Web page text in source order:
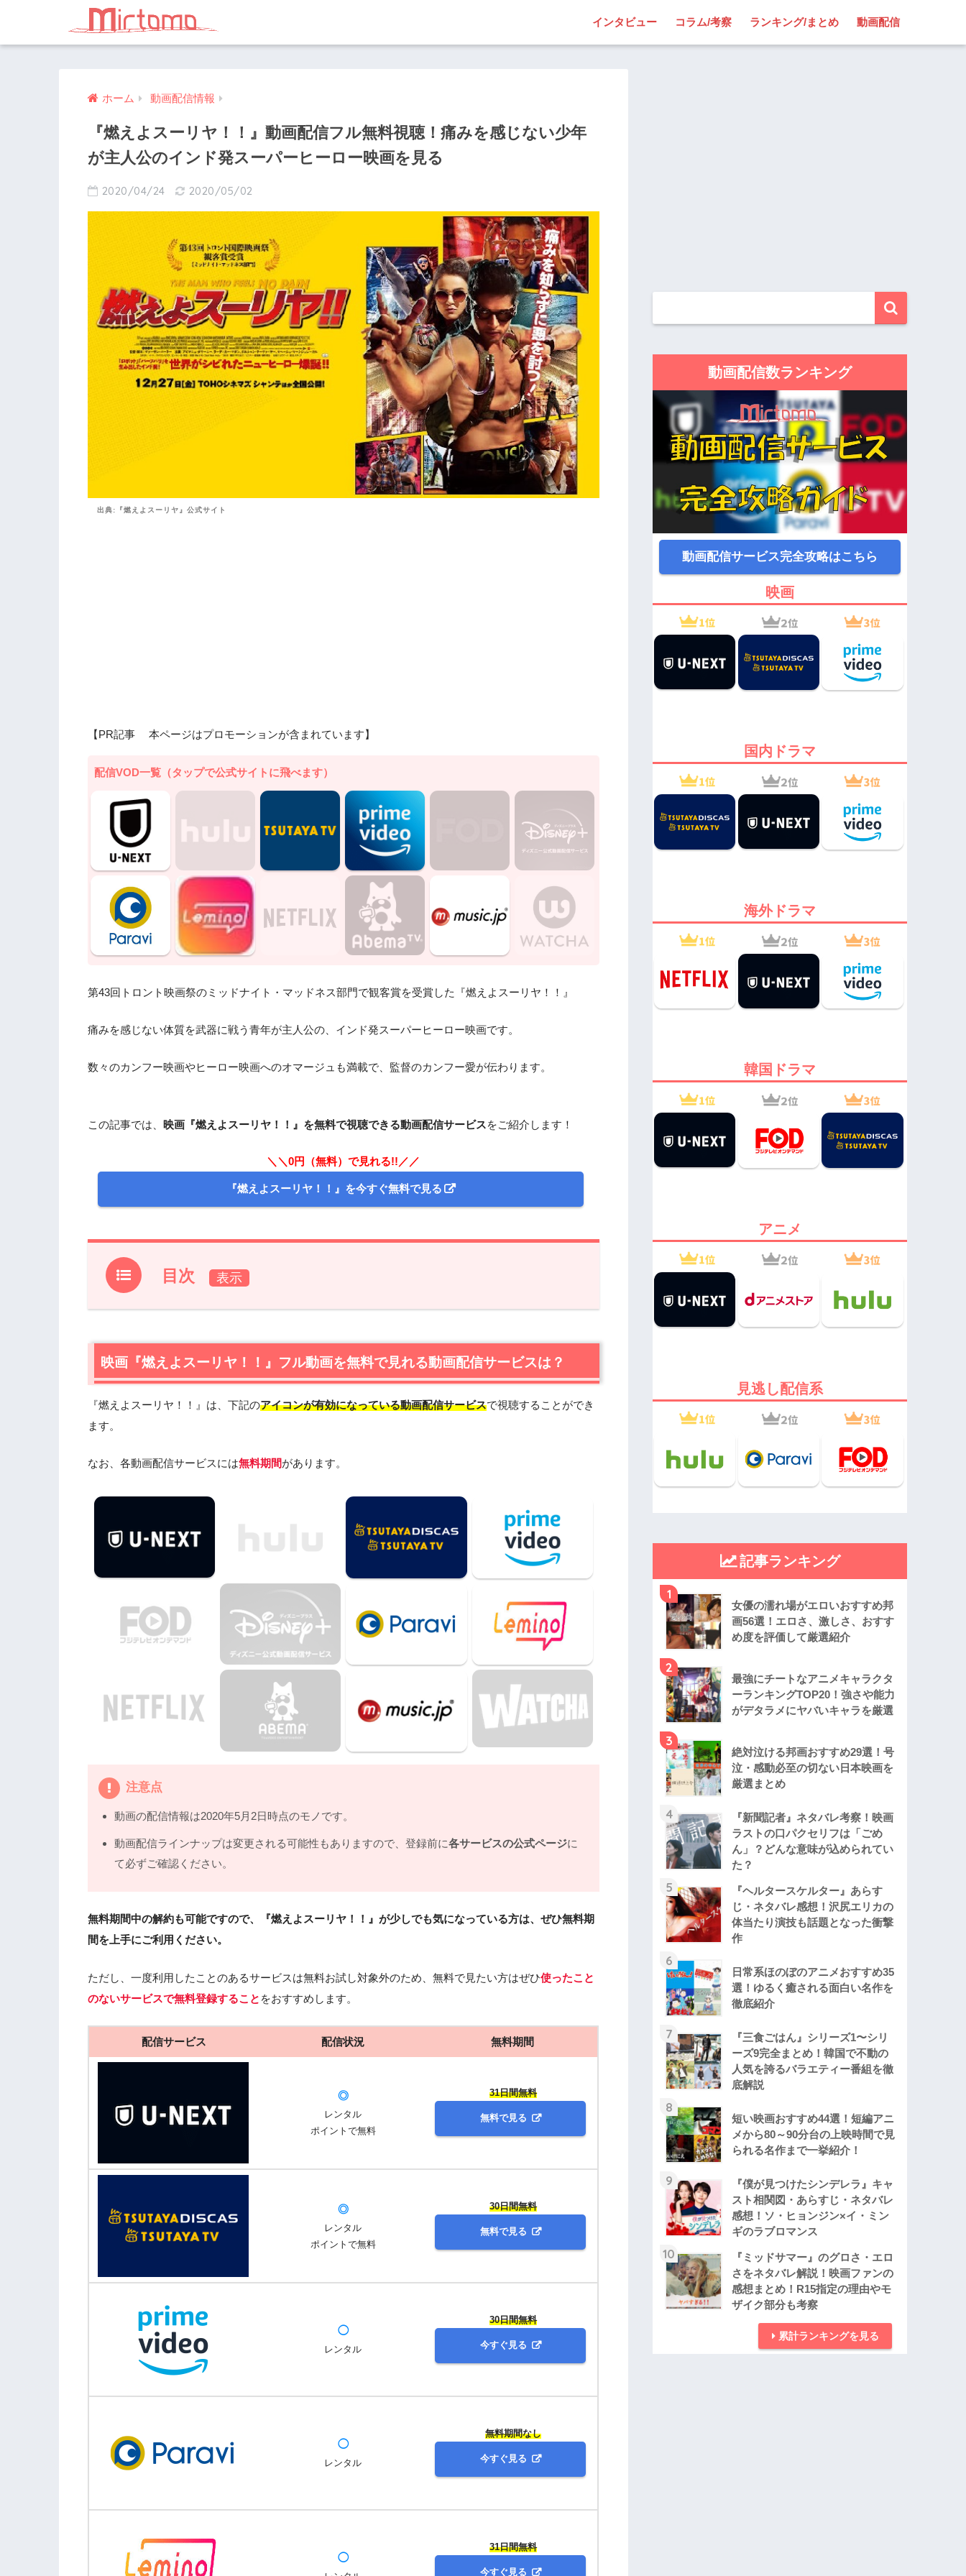
インタビュー コラム/考察 ランキング/まとめ 動画配信
ホーム 動画配信情報
『燃えよスーリヤ！！』動画配信フル無料視聴！痛みを感じない少年
が主人公のインド発スーパーヒーロー映画を見る
2020/04/24 2020/05/02
出典:『燃えよスーリヤ』公式サイト
【PR記事 本ページはプロモーションが含まれています】
配信VOD一覧（タップで公式サイトに飛べます）
第43回トロント映画祭のミッドナイト・マッドネス部門で観客賞を受賞した『燃えよスーリヤ！！』
痛みを感じない体質を武器に戦う青年が主人公の、インド発スーパーヒーロー映画です。
数々のカンフー映画やヒーロー映画へのオマージュも満載で、監督のカンフー愛が伝わります。
この記事では、 映画『燃えよスーリヤ！！』を無料で視聴できる動画配信サービスをご紹介します！
＼＼0円（無料）で見れる!!／／
『燃えよスーリヤ！！』を今すぐ無料で見る
目次
1.映画『燃えよスーリヤ！！』フル動画を無料で見れる動画配信サービスは？
2.『燃えよスーリヤ！！』作品情報
2.1『燃えよスーリヤ！！』あらすじ
映画『燃えよスーリヤ！！』の動画はDailymotionやPandoraではなく、配信サービスで安全
5. 映画『燃えよスーリヤ！！』動画フル無料視聴まとめ
映画『燃えよスーリヤ！！』フル動画を無料で見れる動画配信サービスは？
『燃えよスーリヤ！！』は、下記のアイコンが有効になっている動画配信サービスで視聴することができ
ます。
なお、各動画配信サービスには無料期間があります。
注意点
動画の配信情報は2020年5月2日時点のモノです。
動画配信ラインナップは変更される可能性もありますので、登録前に各サービスの公式ページに
て必ずご確認ください。
無料期間中の解約も可能ですので、『燃えよスーリヤ！！』が少しでも気になっている方は、ぜひ無料期
間を上手にご利用ください。
ただし、一度利用したことのあるサービスは無料お試し対象外のため、無料で見たい方はぜひ使ったこと
のないサービスで無料登録すること をおすすめします。
配信サービス 配信状況 無料期間
◎
レンタル
ポイントで無料
31日間無料
無料で見る
◎
レンタル
ポイントで無料
30日間無料
無料で見る
◯
レンタル
30日間無料
今すぐ見る
◯
レンタル
無料期間なし
今すぐ見る
◯
31日間無料
今すぐ見る
動画配信数ランキング
動画配信サービス完全攻略はこちら
映画
国内ドラマ
海外ドラマ
韓国ドラマ
アニメ
見逃し配信系
記事ランキング
1
女優の濡れ場がエロいおすすめ邦
画56選！エロさ、激しさ、おすす
め度を評価して厳選紹介
2
最強にチートなアニメキャラクタ
ーランキングTOP20！強さや能力
がデタラメにヤバいキャラを厳選
3
絶対泣ける邦画おすすめ29選！号
泣・感動必至の切ない日本映画を
厳選まとめ
4
『新聞記者』ネタバレ考察！映画
ラストの口パクセリフは「ごめ
ん」？どんな意味が込められてい
た？
5
『ヘルタースケルター』あらす
じ・ネタバレ感想！沢尻エリカの
体当たり演技も話題となった衝撃
作
6
日常系ほのぼのアニメおすすめ35
選！ゆるく癒される面白い名作を
徹底紹介
7
『三食ごはん』シリーズ1〜シリ
ーズ9完全まとめ！韓国で不動の
人気を誇るバラエティー番組を徹
底解説
8
短い映画おすすめ44選！短編アニ
メから80～90分台の上映時間で見
られる名作まで一挙紹介！
9
『僕が見つけたシンデレラ』キャ
スト相関図・あらすじ・ネタバレ
感想！ソ・ヒョンジン×イ・ミン
ギのラブロマンス
10
『ミッドサマー』のグロさ・エロ
さをネタバレ解説！映画ファンの
感想まとめ！R15指定の理由やモ
ザイク部分も考察
累計ランキングを見る